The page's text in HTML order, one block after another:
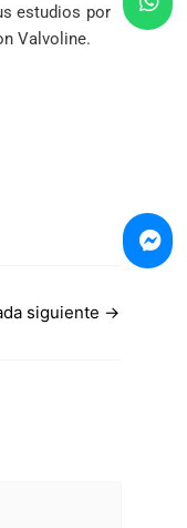
estudios por
Valvoline.
siguiente →